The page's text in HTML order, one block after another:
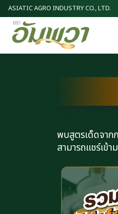
ASIATIC AGRO INDUSTRY CO., LTD.
พบสูตรเด็ดจาก
สามารถแชร์เ